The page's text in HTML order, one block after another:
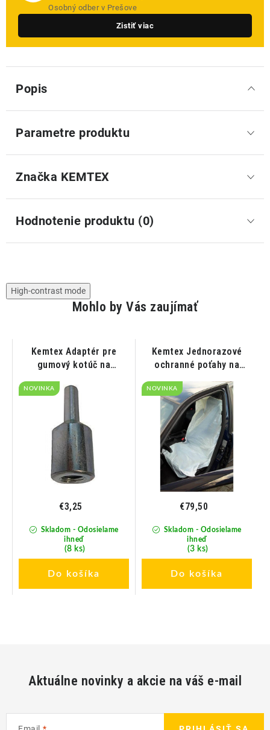
Osobný odber v Prešove
Zistiť viac
Popis
Parametre produktu
Značka KEMTEX
Hodnotenie produktu (0)
High-contrast mode
Mohlo by Vás zaujímať
Kemtex Adaptér pre
gumový kotúč na
NOVINKA
Skladom - Odosielame
ihneď
(8 ks)
€3,25
Do košíka
Kemtex Jednorazové
ochranné poťahy na
ks
NOVINKA
Skladom - Odosielame
ihneď
(3 ks)
€79,50
Do košíka
Aktuálne novinky a akcie na váš e-mail